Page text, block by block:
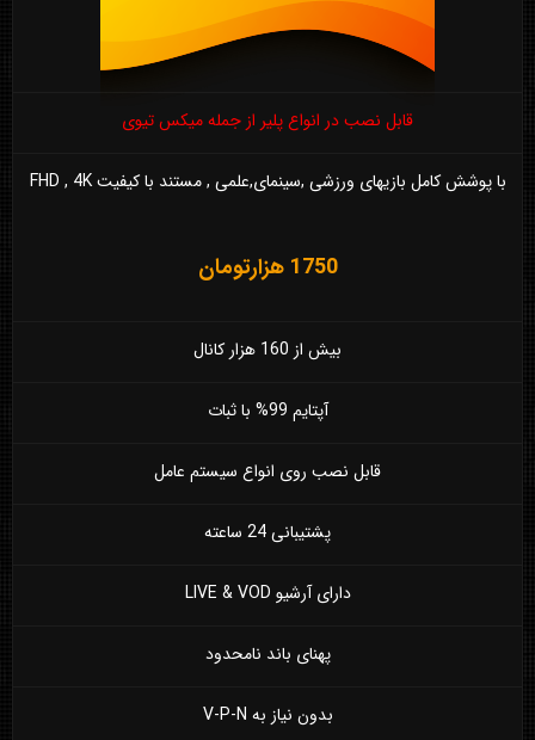
قابل نصب در انواع پلیر از جمله میکس تیوی
با پوشش کامل بازیهای ورزشی ,سینمای,علمی , مستند با کیفیت FHD , 4K
1750 هزارتومان
بیش از 160 هزار کانال
آپتایم 99% با ثبات
قابل نصب روی انواع سیستم عامل
پشتیبانی 24 ساعته
دارای آرشیو LIVE & VOD
پهنای باند نامحدود
بدون نیاز به V-P-N